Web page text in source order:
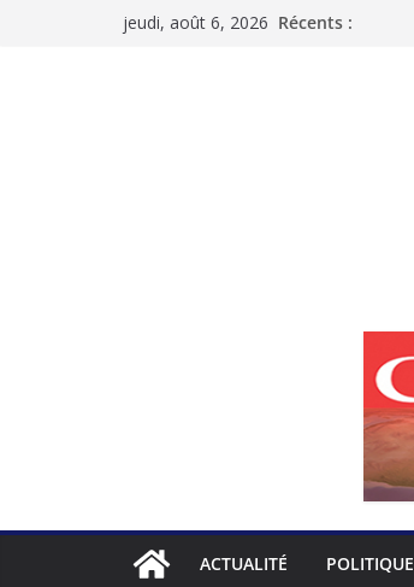
jeudi, août 6, 2026 Récents :
ACTUALITÉ POLITIQUE